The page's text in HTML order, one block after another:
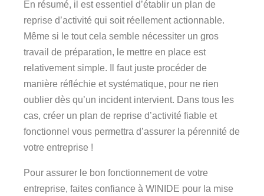
En résumé, il est essentiel d’établir un plan de
reprise d’activité qui soit réellement actionnable.
Même si le tout cela semble nécessiter un gros
travail de préparation, le mettre en place est
relativement simple. Il faut juste procéder de
manière réfléchie et systématique, pour ne rien
oublier dès qu’un incident intervient. Dans tous les
cas, créer un plan de reprise d’activité fiable et
fonctionnel vous permettra d’assurer la pérennité de
votre entreprise !
Pour assurer le bon fonctionnement de votre
entreprise, faites confiance à WINIDE pour la mise